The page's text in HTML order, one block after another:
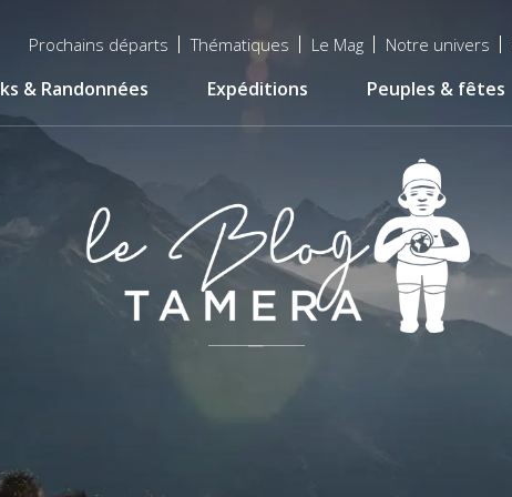
Menu
Prochains départs Thématiques Le Mag Notre univers
& Randonnées Expéditions Peuples & fêtes